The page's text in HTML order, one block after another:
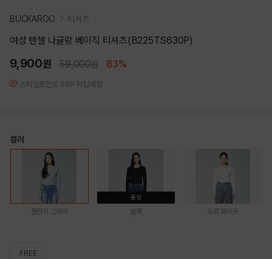
BUCKAROO 티셔츠
여성 텐셀 나글랑 베이직 티셔츠(B225TS630P)
9,900원 59,000원 83%
스타일포인트 99P 적립예정
컬러
멜란지 그레이
품절
블랙 오프 화이트
FREE